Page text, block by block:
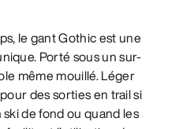
le gant Gothic est une
Porté sous un sur-
même mouillé. Léger
des sorties en trail si
de fond ou quand les